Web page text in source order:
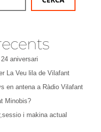
aniversari
La Veu lila de Vilafant
en antena a Ràdio Vilafant
Minobis?
i makina actual